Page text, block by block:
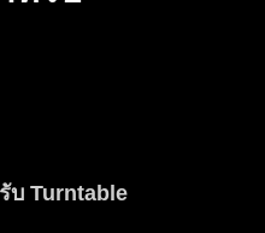
บ Turntable